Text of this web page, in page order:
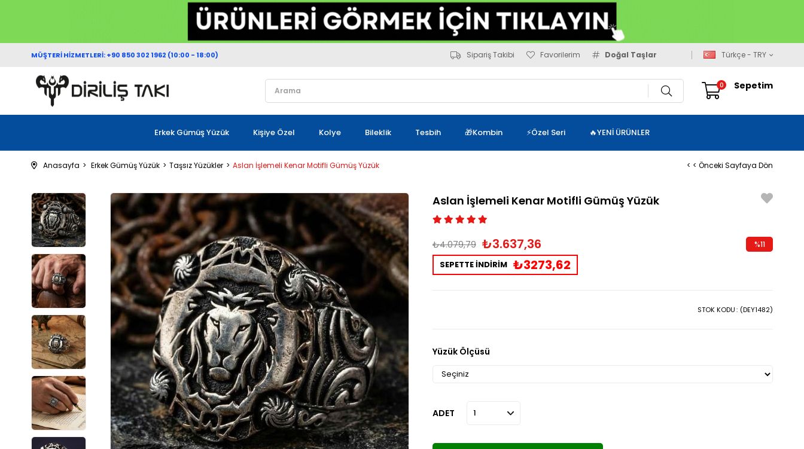
MÜŞTERİ HİZMETLERİ: +90 850 302 1962 (10:00 - 18:00) Sipariş Takibi Favorilerim Doğal Taşlar Türkçe - TRY
Sepetim
0
Erkek Gümüş Yüzük Kişiye Özel Kolye Bileklik Tesbih 🎁Kombin ⚡Özel Seri 🔥YENİ ÜRÜNLER
Anasayfa Erkek Gümüş Yüzük Taşsız Yüzükler Aslan İşlemeli Kenar Motifli Gümüş Yüzük < < Önceki Sayfaya Dön
Aslan İşlemeli Kenar Motifli Gümüş Yüzük
₺4.079,79 ₺3.637,36
SEPETTE İNDİRİM ₺3273,62
%11
STOK KODU (DEY1482)
Yüzük Ölçüsü
ADET